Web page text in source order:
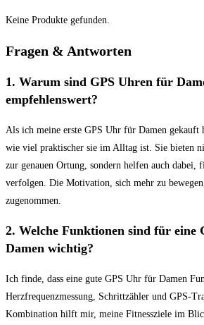
Keine Produkte gefunden.
Fragen ⁣& ‍Antworten
1. Warum sind GPS Uhren für
empfehlenswert?
Als ich meine ⁤erste GPS Uhr für Damen gekauft⁤
‌wie viel⁢ praktischer sie ⁢im Alltag ist. ⁤Sie ⁤bieten
zur genauen Ortung, sondern​ helfen auch⁣ dabei,
⁢verfolgen. Die Motivation, sich mehr zu
zugenommen.
2. Welche ⁢Funktionen sind für eine
Damen wichtig?
Ich⁢ finde, dass eine gute⁣ GPS Uhr ‌für Damen⁢
Herzfrequenzmessung, Schrittzähler ⁣und GPS-
Kombination⁢ hilft⁢ mir,‌ meine Fitnessziele im